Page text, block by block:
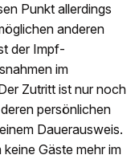
Punkt allerdings
anderen
der Impf-
im
Zutritt ist nur noch
persönlichen
Dauerausweis.
Gäste mehr im